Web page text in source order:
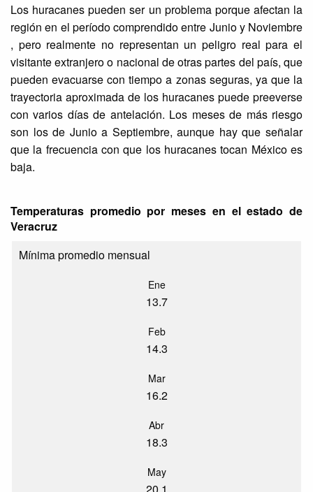
Los huracanes pueden ser un problema porque afectan la
región en el período comprendido entre Junio y Noviembre
, pero realmente no representan un peligro real para el
visitante extranjero o nacional de otras partes del país, que
pueden evacuarse con tiempo a zonas seguras, ya que la
trayectoria aproximada de los huracanes puede preeverse
con varios días de antelación. Los meses de más riesgo
son los de Junio a Septiembre, aunque hay que señalar
que la frecuencia con que los huracanes tocan México es
baja.
Temperaturas promedio por meses en el estado de
Veracruz
Mínima promedio mensual
Ene
13.7
Feb
14.3
Mar
16.2
Abr
18.3
May
20.1